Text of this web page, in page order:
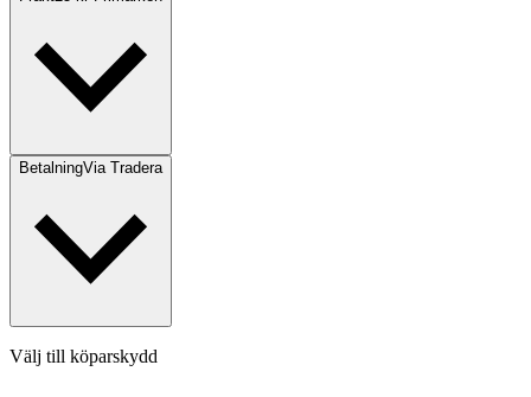
BetalningVia Tradera
Välj till köparskydd